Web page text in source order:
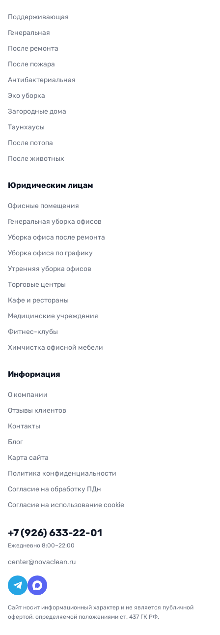
Поддерживающая
Генеральная
После ремонта
После пожара
Антибактериальная
Эко уборка
Загородные дома
Таунхаусы
После потопа
После животных
Юридическим лицам
Офисные помещения
Генеральная уборка офисов
Уборка офиса после ремонта
Уборка офиса по графику
Утренняя уборка офисов
Торговые центры
Кафе и рестораны
Медицинские учреждения
Фитнес-клубы
Химчистка офисной мебели
Информация
О компании
Отзывы клиентов
Контакты
Блог
Карта сайта
Политика конфиденциальности
Согласие на обработку ПДн
Согласие на использование cookie
+7 (926) 633-22-01
Ежедневно 8:00–22:00
center@novaclean.ru
Сайт носит информационный характер и не является публичной
офертой, определяемой положениями ст. 437 ГК РФ.